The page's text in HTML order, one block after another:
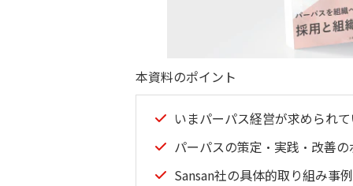
本資料のポイント
いまパーパス経営が求められ
パーパスの策定・実践・改善
Sansan社の具体的取り組み事